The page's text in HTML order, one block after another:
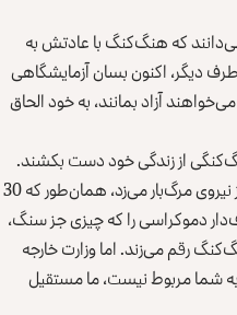
که هنگ‌کنگ با عادتش به
دیگر، اکنون بسان آزمایشگاهی
آزاد بمانند، به خود الحاق
از زندگی خود دست بکشند.
اگر اعتراضات اخیر در شنژن، شانگهای یا بیجینگ برگزار شده بود، رژیم چین دست به استفاده از نیروی مرگ‌بار می‌زد، همان‌طور که 30
دموکراسی را که چیزی جز سنگ،
رقم می‌زند. اما وزارت خارجه
شما مربوط نیست، ما مستقیل